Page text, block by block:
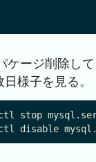
ケージ削除し
様子を見る。
stop